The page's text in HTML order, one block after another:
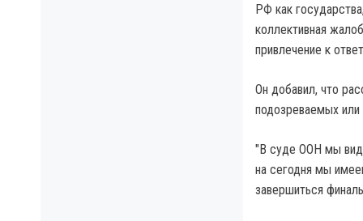
РФ как
коллективная
привлечение к
Он добавил, что
подозреваемых
"В суде ООН мы
на сегодня мы
завершиться